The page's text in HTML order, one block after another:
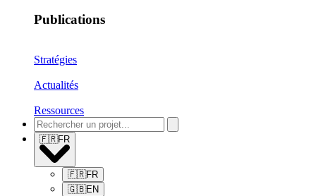
Publications
Stratégies
Actualités
Ressources
🇫🇷FR
🇫🇷FR
🇬🇧EN